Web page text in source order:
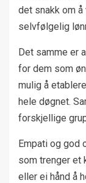
det snakk om
selvfølgelig
Det samme er
for dem som
mulig å
hele døgnet.
forskjellige
Empati og god
som trenger et
eller ei hånd å